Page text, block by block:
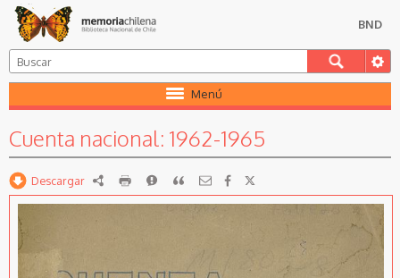
BND
Menú
Cuenta nacional: 1962-1965
Descargar RDF imprimirReportarCitar